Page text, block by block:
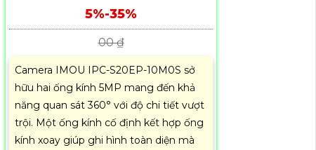
5%-35%
00 ₫
Camera IMOU IPC-S20EP-10M0S sở
hữu hai ống kính 5MP mang đến khả
năng quan sát 360° với độ chi tiết vượt
trội. Một ống kính cố định kết hợp ống
kính xoay giúp ghi hình toàn diện mà